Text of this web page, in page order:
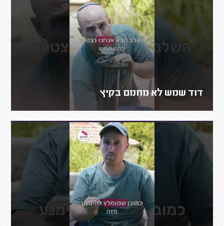
דוד שמש לא מחמם בקיץ